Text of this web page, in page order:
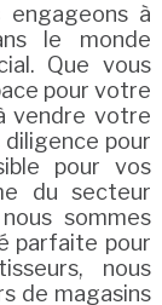
engageons à
le monde
Que vous
pour votre
vendre votre
pour
pour vos
du secteur
sommes
parfaite pour
nous
de magasins